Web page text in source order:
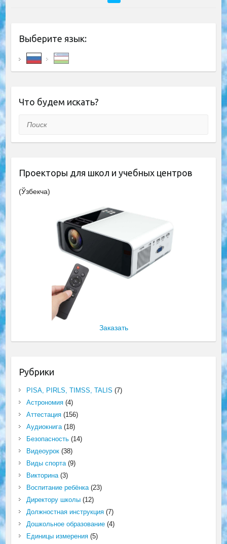
Выберите язык:
Что будем искать?
Поиск
Проекторы для школ и учебных центров
(Ўзбекча)
Заказать
Рубрики
PISA, PIRLS, TIMSS, TALIS (7)
Астрономия(4)
Аттестация(156)
Аудиокнига(18)
Безопасность(14)
Видеоурок(38)
Виды спорта(9)
Викторина(3)
Воспитание ребёнка(23)
Директору школы(12)
Должностная инструкция(7)
Дошкольное образование(4)
Единицы измерения(5)